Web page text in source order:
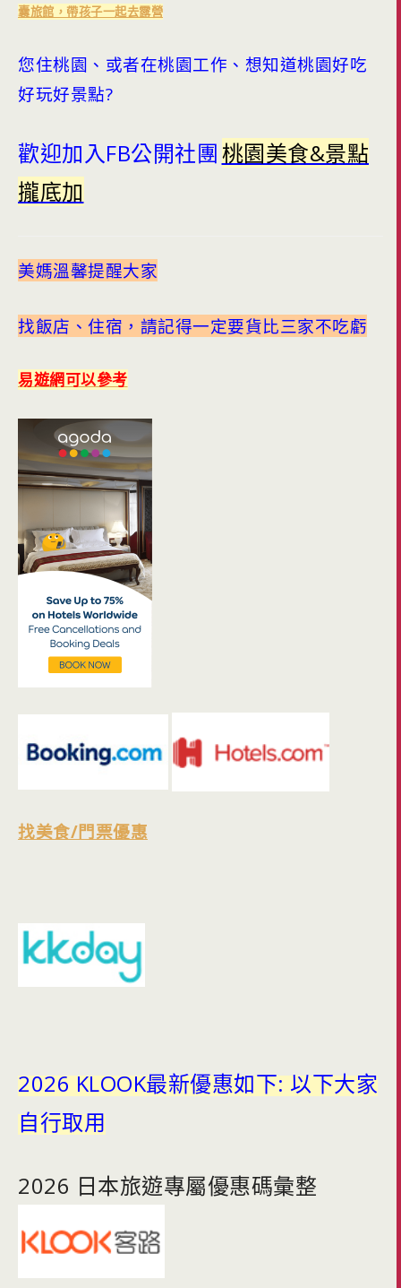
囊旅館，帶孩子一起去露營
您住桃園、或者在桃園工作、想知道桃園好吃
好玩好景點?
歡迎加入FB公開社團桃園美食&景點
攏底加
美媽溫馨提醒大家
找飯店、住宿，請記得一定要貨比三家不吃虧
易遊網可以參考
找美食/門票優惠
2026 KLOOK最新優惠如下: 以下大家
自行取用
2026 日本旅遊專屬優惠碼彙整